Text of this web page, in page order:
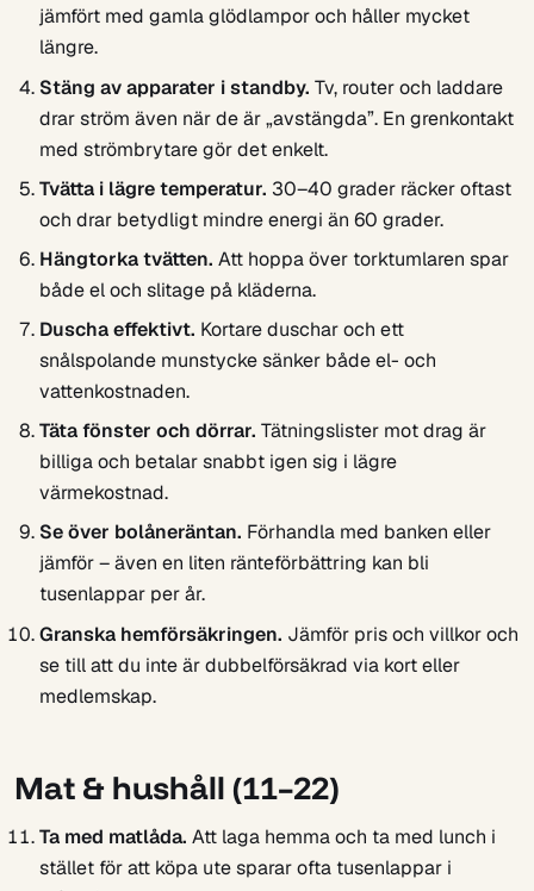
jämfört med gamla glödlampor och håller mycket
längre.
Stäng av apparater i standby. Tv, router och laddare
drar ström även när de är „avstängda”. En grenkontakt
med strömbrytare gör det enkelt.
Tvätta i lägre temperatur. 30–40 grader räcker oftast
och drar betydligt mindre energi än 60 grader.
Hängtorka tvätten. Att hoppa över torktumlaren spar
både el och slitage på kläderna.
Duscha effektivt. Kortare duschar och ett
snålspolande munstycke sänker både el- och
vattenkostnaden.
Täta fönster och dörrar. Tätningslister mot drag är
billiga och betalar snabbt igen sig i lägre
värmekostnad.
Se över bolåneräntan. Förhandla med banken eller
jämför – även en liten ränteförbättring kan bli
tusenlappar per år.
Granska hemförsäkringen. Jämför pris och villkor och
se till att du inte är dubbelförsäkrad via kort eller
medlemskap.
Mat & hushåll (11–22)
Ta med matlåda. Att laga hemma och ta med lunch i
stället för att köpa ute sparar ofta tusenlappar i